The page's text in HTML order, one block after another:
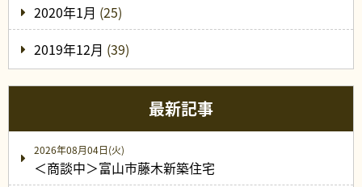
2020年1月 (25)
2019年12月 (39)
最新記事
2026年08月04日(火)
＜商談中＞富山市藤木新築住宅